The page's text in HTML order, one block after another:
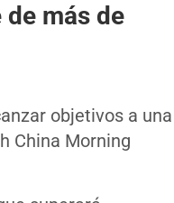
más de
objetivos a una
China Morning